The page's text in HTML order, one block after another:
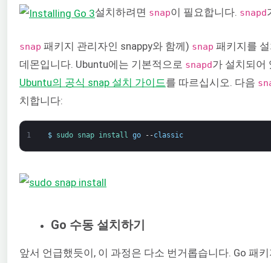
설치하려면 snap이 필요합니다. snapd
snap 패키지 관리자인 snappy와 함께) snap 패키지를
데몬입니다. Ubuntu에는 기본적으로 snapd가 설치되어
Ubuntu의 공식 snap 설치 가이드를 따르십시오. 다음
치합니다:
1 $ sudo snap install go --classic
Go 수동 설치하기
앞서 언급했듯이, 이 과정은 다소 번거롭습니다. Go 패